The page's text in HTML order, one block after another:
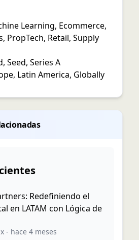
Learning, Ecommerce,
, PropTech, Retail, Supply
, Seed, Series A
, Latin America, Globally
Redefiniendo el
en LATAM con Lógica de
- hace 4 meses